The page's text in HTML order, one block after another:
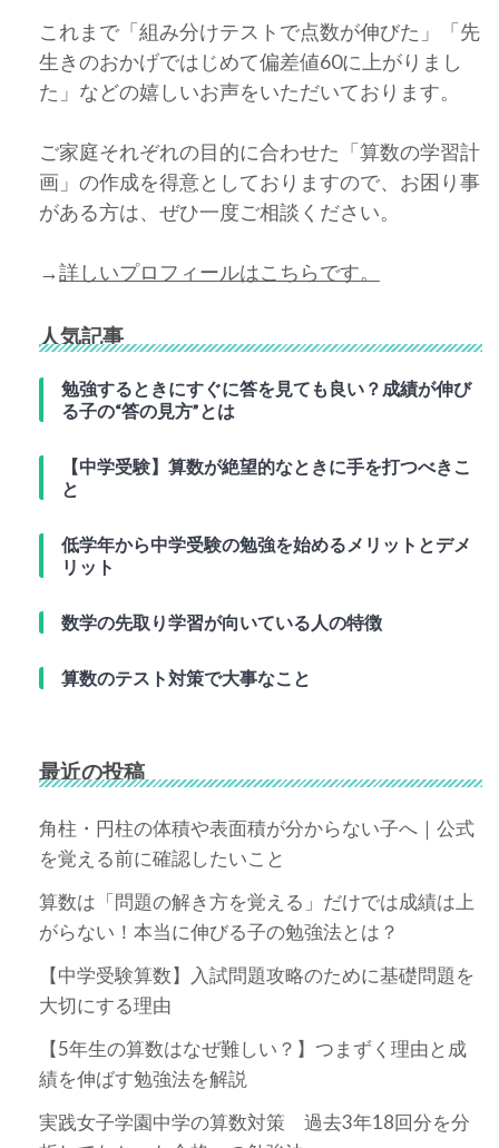
これまで「組み分けテストで点数が伸びた」「先
生きのおかげではじめて偏差値60に上がりまし
た」などの嬉しいお声をいただいております。
ご家庭それぞれの目的に合わせた「算数の学習計
画」の作成を得意としておりますので、お困り事
がある方は、ぜひ一度ご相談ください。
→詳しいプロフィールはこちらです。
人気記事
勉強するときにすぐに答を見ても良い？成績が伸び
る子の“答の見方”とは
【中学受験】算数が絶望的なときに手を打つべきこ
と
低学年から中学受験の勉強を始めるメリットとデメ
リット
数学の先取り学習が向いている人の特徴
算数のテスト対策で大事なこと
最近の投稿
角柱・円柱の体積や表面積が分からない子へ｜公式
を覚える前に確認したいこと
算数は「問題の解き方を覚える」だけでは成績は上
がらない！本当に伸びる子の勉強法とは？
【中学受験算数】入試問題攻略のために基礎問題を
大切にする理由
【5年生の算数はなぜ難しい？】つまずく理由と成
績を伸ばす勉強法を解説
実践女子学園中学の算数対策 過去3年18回分を分